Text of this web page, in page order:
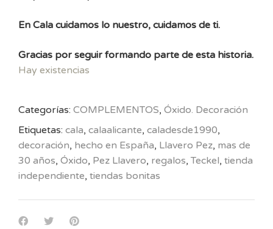
En Cala cuidamos lo nuestro, cuidamos de ti.
Gracias por seguir formando parte de esta historia.
Hay existencias
Categorías: COMPLEMENTOS, Óxido. Decoración
Etiquetas: cala, calaalicante, caladesde1990,
decoración, hecho en España, Llavero Pez, mas de
30 años, Óxido, Pez Llavero, regalos, Teckel, tienda
independiente, tiendas bonitas